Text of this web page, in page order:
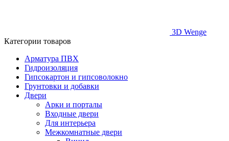
3D Wenge
Категории товаров
Арматура ПВХ
Гидроизоляция
Гипсокартон и гипсоволокно
Грунтовки и добавки
Двери
Арки и порталы
Входные двери
Для интерьера
Межкомнатные двери